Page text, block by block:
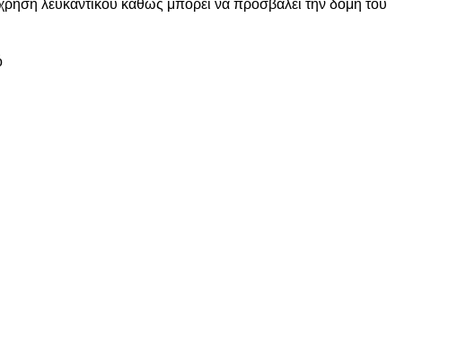
λευκαντικού καθώς μπορεί να προσβάλει την δομή του